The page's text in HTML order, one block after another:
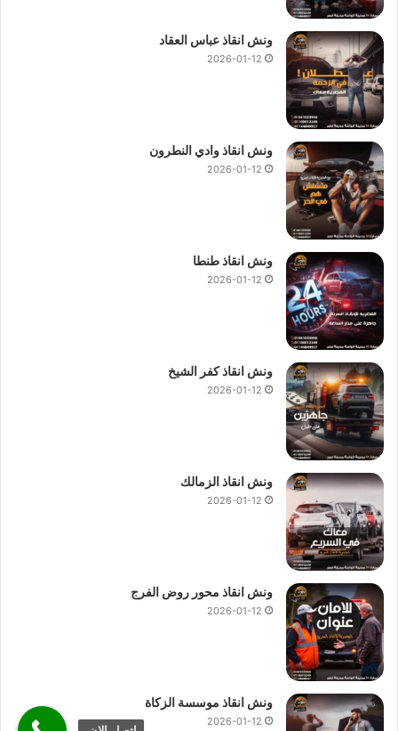
ونش انقاذ عباس العقاد
2026-01-12
ونش انقاذ وادي النطرون
2026-01-12
ونش انقاذ طنطا
2026-01-12
ونش انقاذ كفر الشيخ
2026-01-12
ونش انقاذ الزمالك
2026-01-12
ونش انقاذ محور روض الفرج
2026-01-12
ونش انقاذ موسسة الزكاة
2026-01-12